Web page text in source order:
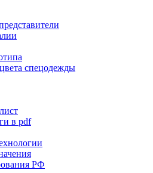
спецодежды
в pdf
РФ